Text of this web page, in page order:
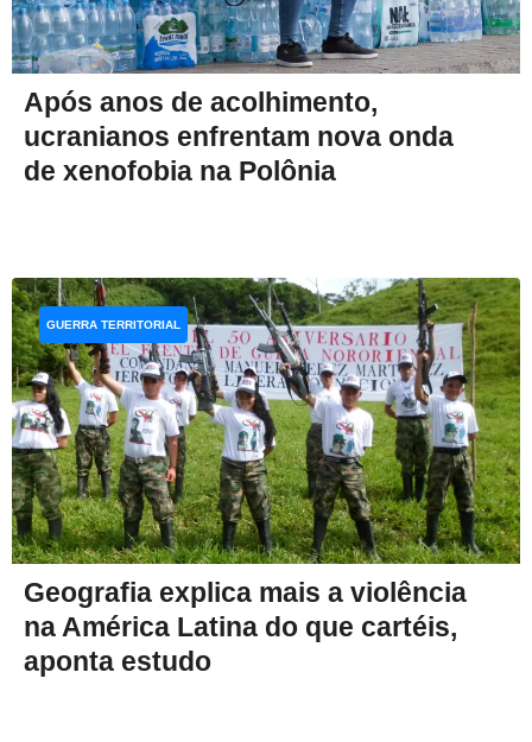
Após anos de acolhimento,
ucranianos enfrentam nova onda
de xenofobia na Polônia
Geografia explica mais a violência
na América Latina do que cartéis,
aponta estudo
GUERRA TERRITORIAL